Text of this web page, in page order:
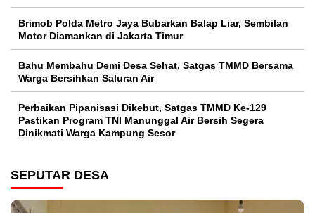
Brimob Polda Metro Jaya Bubarkan Balap Liar, Sembilan
Motor Diamankan di Jakarta Timur
Bahu Membahu Demi Desa Sehat, Satgas TMMD Bersama
Warga Bersihkan Saluran Air
Perbaikan Pipanisasi Dikebut, Satgas TMMD Ke-129
Pastikan Program TNI Manunggal Air Bersih Segera
Dinikmati Warga Kampung Sesor
SEPUTAR DESA